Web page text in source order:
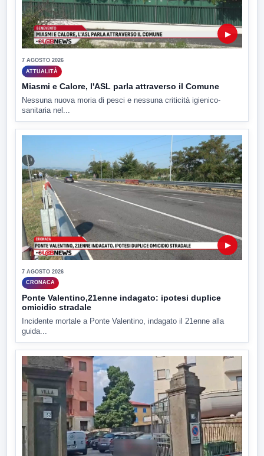
▶
7 AGOSTO 2026
ATTUALITÀ
Miasmi e Calore, l'ASL parla attraverso il Comune
Nessuna nuova moria di pesci e nessuna criticità igienico-
sanitaria nel...
▶
7 AGOSTO 2026
CRONACA
Ponte Valentino,21enne indagato: ipotesi duplice
omicidio stradale
Incidente mortale a Ponte Valentino, indagato il 21enne alla
guida...